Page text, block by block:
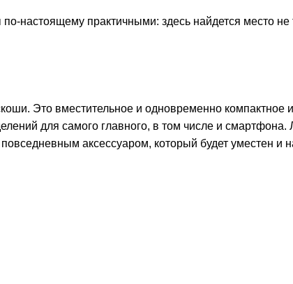
настоящему практичными: здесь найдется место не
Это вместительное и одновременно компактное
для самого главного, в том числе и смартфона.
аксессуаром, который будет уместен и